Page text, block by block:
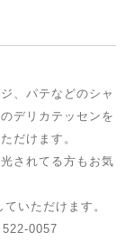
、パテなどのシャ
デリカテッセンを
だけます。
されてる方もお気
いただけます。
0057